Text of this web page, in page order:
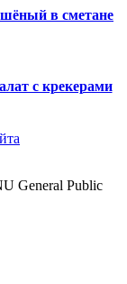
в сметане
с крекерами
General Public